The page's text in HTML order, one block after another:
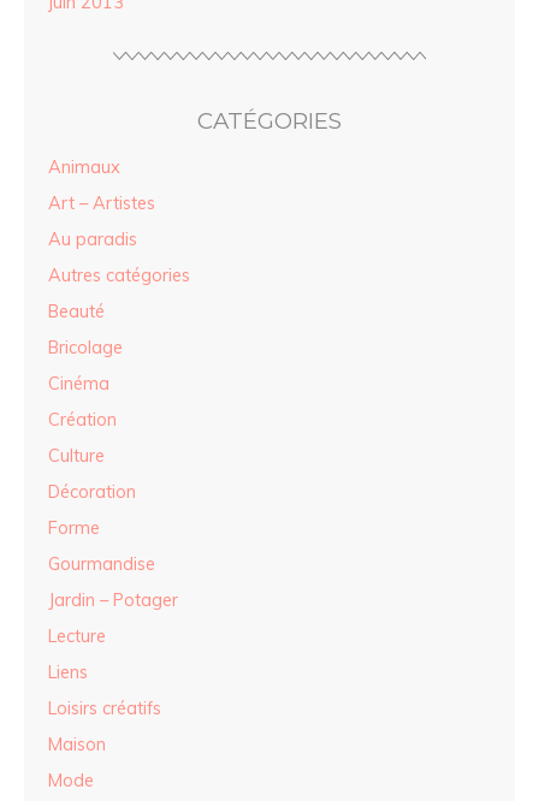
CATÉGORIES
Animaux
Art – Artistes
Au paradis
Autres catégories
Beauté
Bricolage
Cinéma
Création
Culture
Décoration
Forme
Gourmandise
Jardin – Potager
Lecture
Liens
Loisirs créatifs
Maison
Mode